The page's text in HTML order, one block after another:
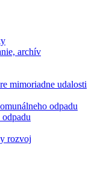
archív
mimoriadne udalosti
odpadu
rozvoj